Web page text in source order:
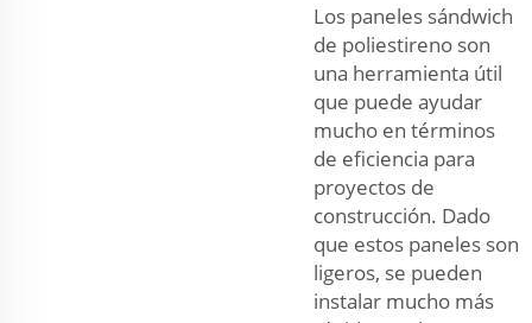
Los paneles sándwich
de poliestireno son
una herramienta útil
que puede ayudar
mucho en términos
de eficiencia para
proyectos de
construcción. Dado
que estos paneles son
ligeros, se pueden
instalar mucho más